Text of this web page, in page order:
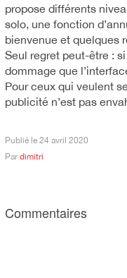
propose différents
solo, une fonction
bienvenue et quelques
Seul regret peut-être :
dommage que
Pour ceux qui veulent
publicité n’est pas
Publié le 24 avril 2020
Par dimitri
Commentaires